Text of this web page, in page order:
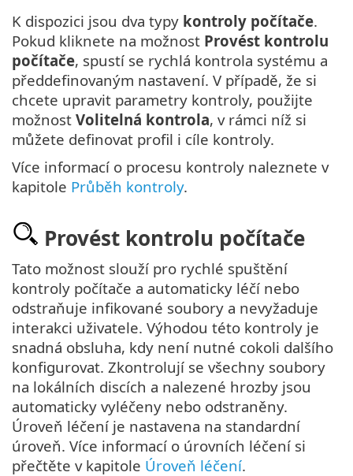
K dispozici jsou dva typy kontroly počítače.
Pokud kliknete na možnost Provést kontrolu
počítače, spustí se rychlá kontrola systému a
předdefinovaným nastavení. V případě, že si
chcete upravit parametry kontroly, použijte
možnost Volitelná kontrola, v rámci níž si
můžete definovat profil i cíle kontroly.
Více informací o procesu kontroly naleznete v
kapitole Průběh kontroly.
Provést kontrolu počítače
Tato možnost slouží pro rychlé spuštění
kontroly počítače a automaticky léčí nebo
odstraňuje infikované soubory a nevyžaduje
interakci uživatele. Výhodou této kontroly je
snadná obsluha, kdy není nutné cokoli dalšího
konfigurovat. Zkontrolují se všechny soubory
na lokálních discích a nalezené hrozby jsou
automaticky vyléčeny nebo odstraněny.
Úroveň léčení je nastavena na standardní
úroveň. Více informací o úrovních léčení si
přečtěte v kapitole Úroveň léčení.